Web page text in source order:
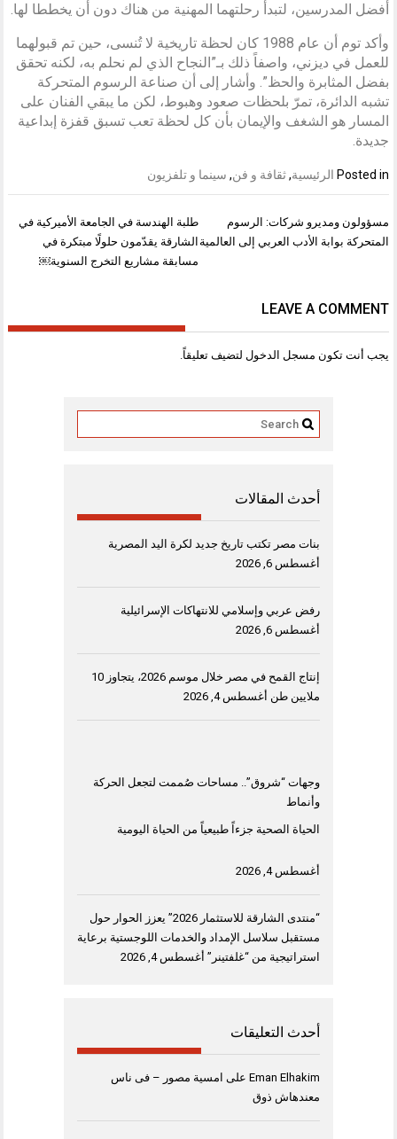
أفضل المدرسين، لتبدأ رحلتهما المهنية من هناك دون أن يخططا لها.
وأكد توم أن عام 1988 كان لحظة تاريخية لا تُنسى، حين تم قبولهما
للعمل في ديزني، واصفاً ذلك بـ”النجاح الذي لم نحلم به، لكنه تحقق
بفضل المثابرة والحظ”. وأشار إلى أن صناعة الرسوم المتحركة
تشبه الدائرة، تمرّ بلحظات صعود وهبوط، لكن ما يبقي الفنان على
المسار هو الشغف والإيمان بأن كل لحظة تعب تسبق قفزة إبداعية
جديدة.
Posted in الرئيسية,ثقافة و فن, سينما و تلفزيون
تصفّح
المقالات
طلبة الهندسة في الجامعة الأميركية في
الشارقة يقدّمون حلولًا مبتكرة في
مسابقة مشاريع التخرج السنوية￼
مسؤولون ومديرو شركات: الرسوم
المتحركة بوابة الأدب العربي إلى العالمية
LEAVE A COMMENT
يجب أنت تكون مسجل الدخول لتضيف تعليقاً.
أحدث المقالات
بنات مصر تكتب تاريخ جديد لكرة اليد المصرية
أغسطس 6, 2026
رفض عربي وإسلامي للانتهاكات الإسرائيلية
أغسطس 6, 2026
إنتاج القمح في مصر خلال موسم 2026، يتجاوز 10
ملايين طن أغسطس 4, 2026
وجهات “شروق”.. مساحات صُممت لتجعل الحركة
وأنماط
الحياة الصحية جزءاً طبيعياً من الحياة اليومية
أغسطس 4, 2026
“منتدى الشارقة للاستثمار 2026” يعزز الحوار حول
مستقبل سلاسل الإمداد والخدمات اللوجستية برعاية
استراتيجية من “غلفتينر” أغسطس 4, 2026
أحدث التعليقات
Eman Elhakim على امسية مصور – فى ناس
معندهاش ذوق